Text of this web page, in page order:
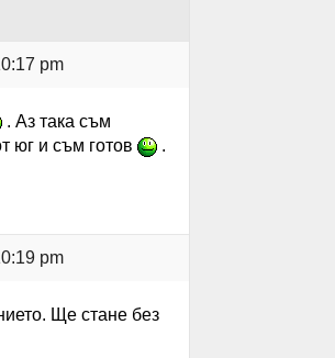
pm
. Аз така съм
юг и съм готов
.
pm
Ще стане без